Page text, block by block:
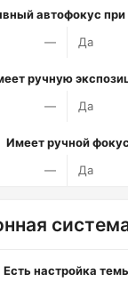
автофокус при
—
Да
ручную
—
Да
Имеет ручной фокус
—
Да
Есть настройка